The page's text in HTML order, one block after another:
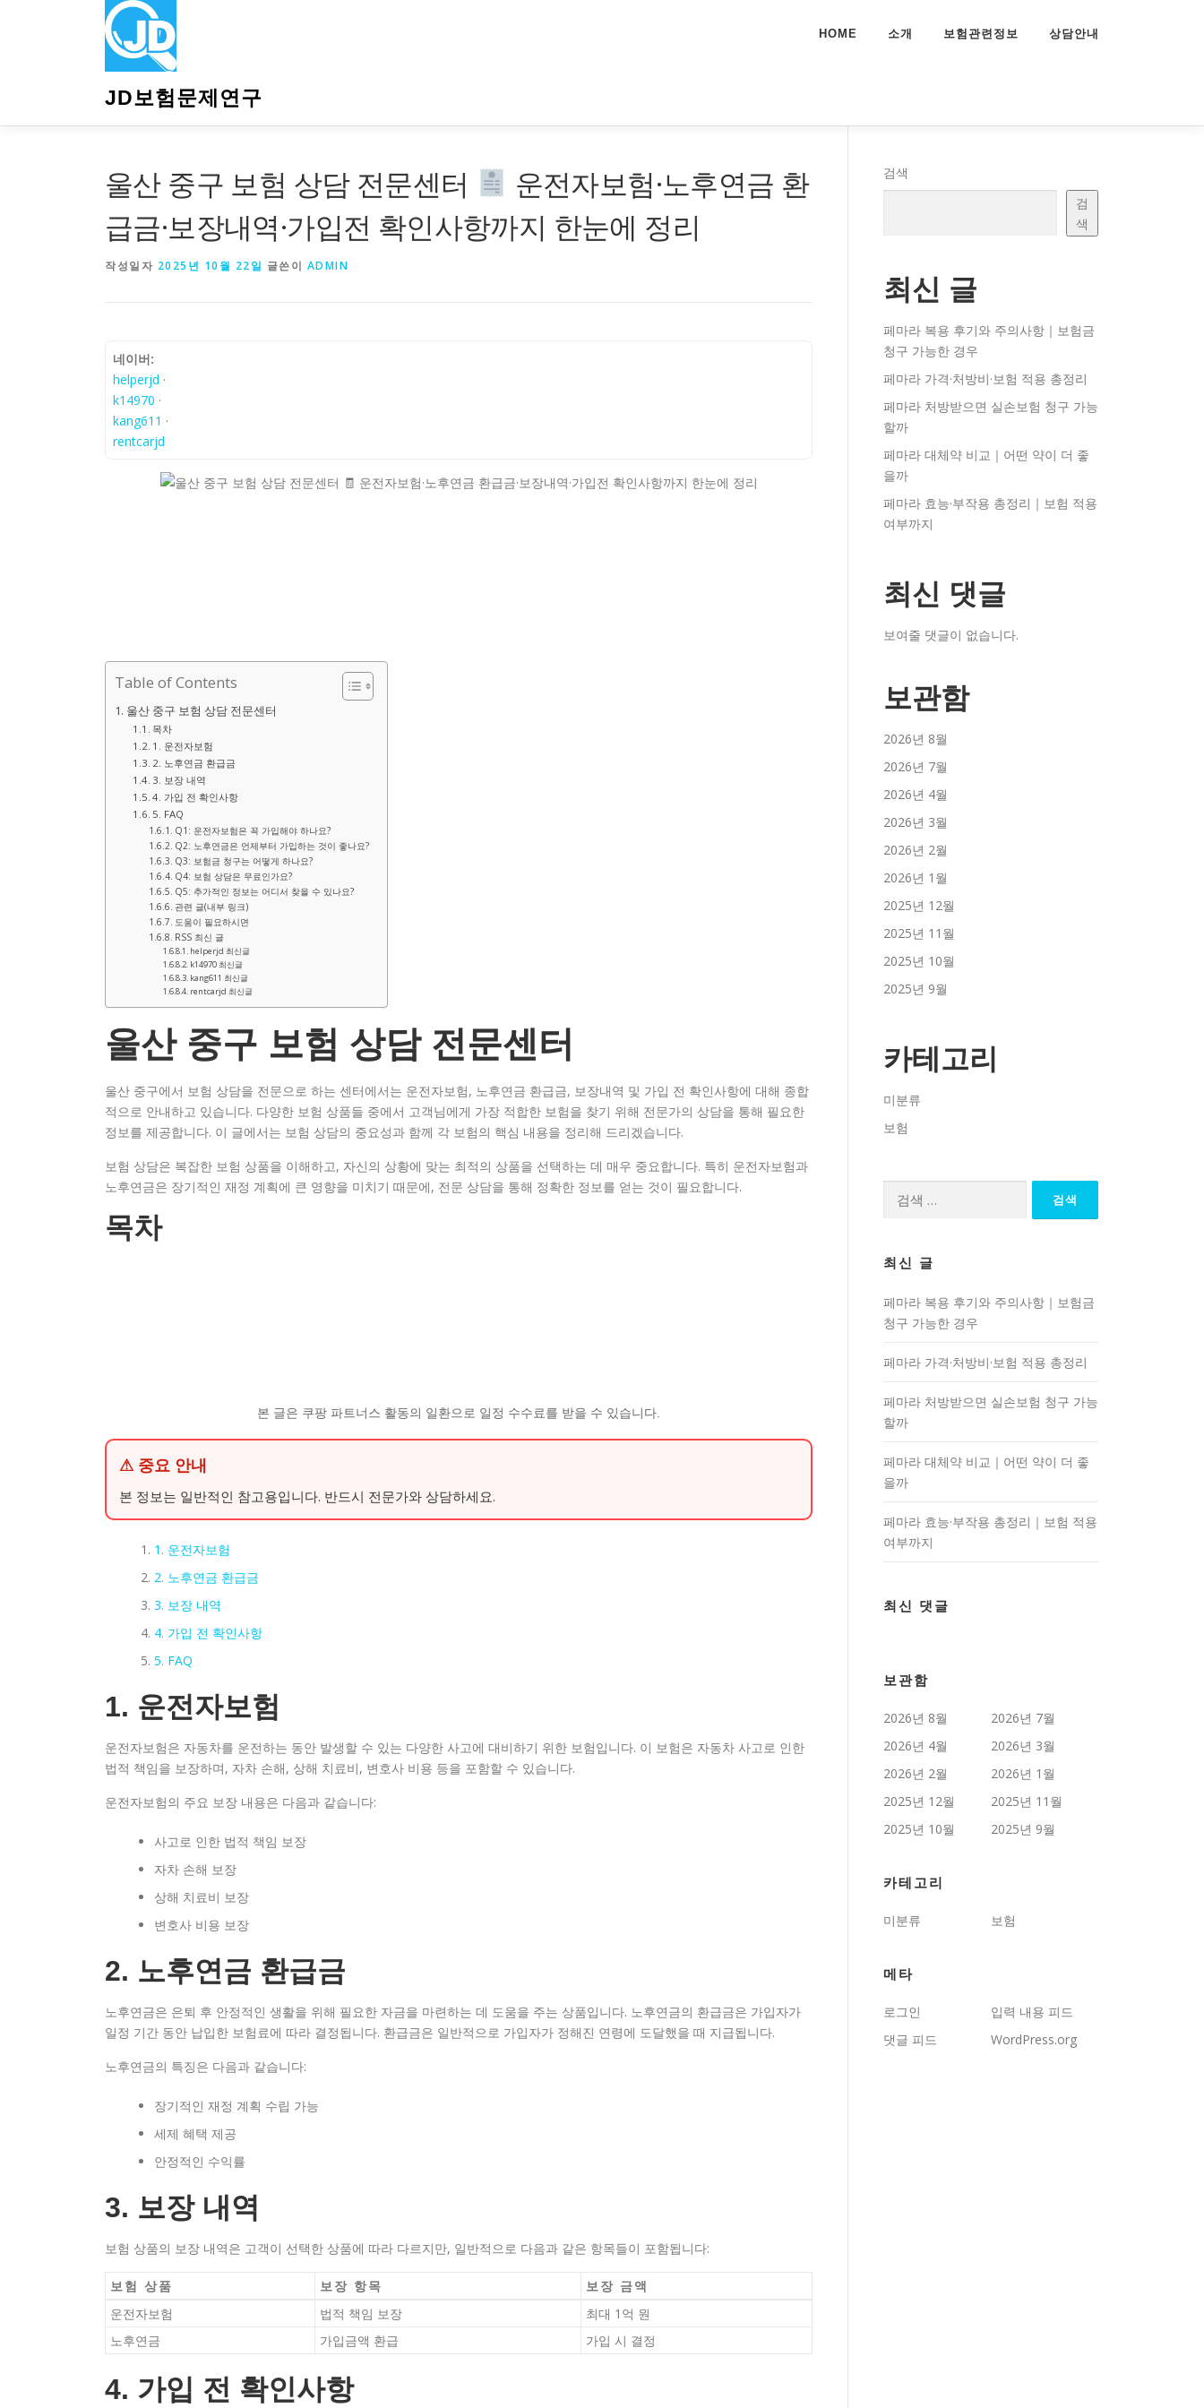
JD보험문제연구
HOME 소개 보험관련정보 상담안내
울산 중구 보험 상담 전문센터
운전자보험·노후연금 환
급금·보장내역·가입전 확인사항까지 한눈에 정리
작성일자 2025년 10월 22일 글쓴이 ADMIN
네이버:
helperjd ·
k14970 ·
kang611 ·
rentcarjd
Table of Contents
울산 중구 보험 상담 전문센터
목차
1. 운전자보험
2. 노후연금 환급금
3. 보장 내역
4. 가입 전 확인사항
5. FAQ
Q1: 운전자보험은 꼭 가입해야 하나요?
Q2: 노후연금은 언제부터 가입하는 것이 좋나요?
Q3: 보험금 청구는 어떻게 하나요?
Q4: 보험 상담은 무료인가요?
Q5: 추가적인 정보는 어디서 찾을 수 있나요?
관련 글(내부 링크)
도움이 필요하시면
RSS 최신 글
helperjd 최신글
k14970 최신글
kang611 최신글
rentcarjd 최신글
울산 중구 보험 상담 전문센터
울산 중구에서 보험 상담을 전문으로 하는 센터에서는 운전자보험, 노후연금 환급금, 보장내역 및 가입 전 확인사항에 대해 종합
적으로 안내하고 있습니다. 다양한 보험 상품들 중에서 고객님에게 가장 적합한 보험을 찾기 위해 전문가의 상담을 통해 필요한
정보를 제공합니다. 이 글에서는 보험 상담의 중요성과 함께 각 보험의 핵심 내용을 정리해 드리겠습니다.
보험 상담은 복잡한 보험 상품을 이해하고, 자신의 상황에 맞는 최적의 상품을 선택하는 데 매우 중요합니다. 특히 운전자보험과
노후연금은 장기적인 재정 계획에 큰 영향을 미치기 때문에, 전문 상담을 통해 정확한 정보를 얻는 것이 필요합니다.
목차
본 글은 쿠팡 파트너스 활동의 일환으로 일정 수수료를 받을 수 있습니다.
⚠ 중요 안내
본 정보는 일반적인 참고용입니다. 반드시 전문가와 상담하세요.
1. 운전자보험
2. 노후연금 환급금
3. 보장 내역
4. 가입 전 확인사항
5. FAQ
1. 운전자보험
운전자보험은 자동차를 운전하는 동안 발생할 수 있는 다양한 사고에 대비하기 위한 보험입니다. 이 보험은 자동차 사고로 인한
법적 책임을 보장하며, 자차 손해, 상해 치료비, 변호사 비용 등을 포함할 수 있습니다.
운전자보험의 주요 보장 내용은 다음과 같습니다:
사고로 인한 법적 책임 보장
자차 손해 보장
상해 치료비 보장
변호사 비용 보장
2. 노후연금 환급금
노후연금은 은퇴 후 안정적인 생활을 위해 필요한 자금을 마련하는 데 도움을 주는 상품입니다. 노후연금의 환급금은 가입자가
일정 기간 동안 납입한 보험료에 따라 결정됩니다. 환급금은 일반적으로 가입자가 정해진 연령에 도달했을 때 지급됩니다.
노후연금의 특징은 다음과 같습니다:
장기적인 재정 계획 수립 가능
세제 혜택 제공
안정적인 수익률
3. 보장 내역
보험 상품의 보장 내역은 고객이 선택한 상품에 따라 다르지만, 일반적으로 다음과 같은 항목들이 포함됩니다:
보험 상품 보장 항목
보장 금액
운전자보험
법적 책임 보장
최대 1억 원
노후연금
가입금액 환급 가입 시 결정
4. 가입 전 확인사항
검색
검
색
최신 글
페마라 복용 후기와 주의사항｜보험금
청구 가능한 경우
페마라 가격·처방비·보험 적용 총정리
페마라 처방받으면 실손보험 청구 가능
할까
페마라 대체약 비교｜어떤 약이 더 좋
을까
페마라 효능·부작용 총정리｜보험 적용
여부까지
최신 댓글
보여줄 댓글이 없습니다.
보관함
2026년 8월
2026년 7월
2026년 4월
2026년 3월
2026년 2월
2026년 1월
2025년 12월
2025년 11월
2025년 10월
2025년 9월
카테고리
미분류
보험
최신 글
페마라 복용 후기와 주의사항｜보험금
청구 가능한 경우
페마라 가격·처방비·보험 적용 총정리
페마라 처방받으면 실손보험 청구 가능
할까
페마라 대체약 비교｜어떤 약이 더 좋
을까
페마라 효능·부작용 총정리｜보험 적용
여부까지
최신 댓글
보관함
2026년 8월
2026년 7월
2026년 4월
2026년 3월
2026년 2월
2026년 1월
2025년 12월
2025년 11월
2025년 10월
2025년 9월
카테고리
미분류 보험
메타
로그인
입력 내용 피드
댓글 피드
WordPress.org